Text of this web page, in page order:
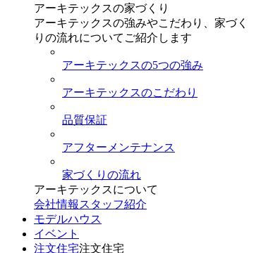
アーキテックスの家づくり
アーキテックスの強みやこだわり、家づく
りの流れについてご紹介します
アーキテックスの5つの強み
アーキテックスのこだわり
品質保証
アフターメンテナンス
家づくりの流れ
アーキテックスについて
会社情報 スタッフ紹介
モデルハウス
イベント
注文住宅注文住宅